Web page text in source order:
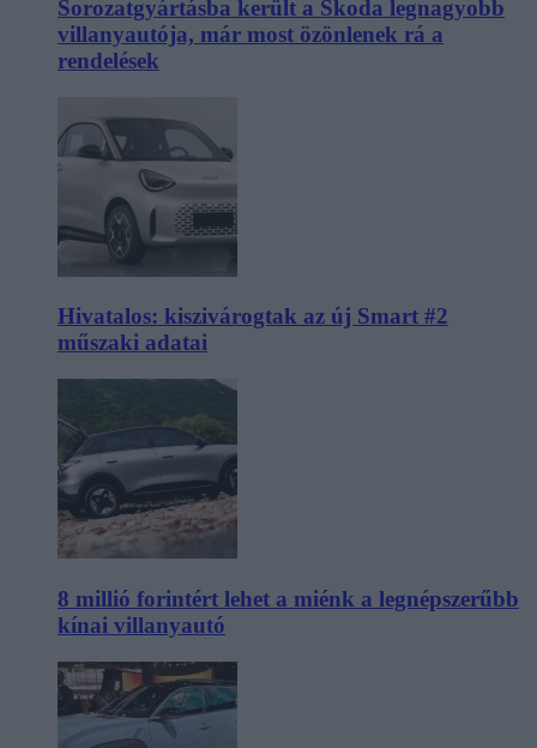
Sorozatgyártásba került a Škoda legnagyobb
villanyautója, már most özönlenek rá a
rendelések
Hivatalos: kiszivárogtak az új Smart #2
műszaki adatai
8 millió forintért lehet a miénk a legnépszerűbb
kínai villanyautó